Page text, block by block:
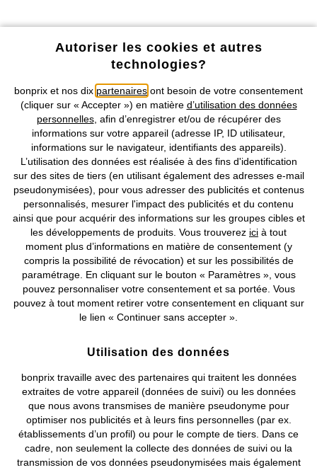
Nos Moyens de Paiement
Nos Collections
Notre Entreprise
Retrouvez bonprix sur
Prix indiqués TVA comprise avec en sus frais de port & de service
CGV Données personnelles Paramètres des cookies
Mentions légales Résilier le contrat
© 2026 bonprix.Tous droits réservés.
Autoriser les cookies et autres
technologies?
bonprix et nos dix partenaires ont besoin de votre consentement
(cliquer sur « Accepter ») en matière d’utilisation des données
personnelles, afin d’enregistrer et/ou de récupérer des
informations sur votre appareil (adresse IP, ID utilisateur,
informations sur le navigateur, identifiants des appareils).
L’utilisation des données est réalisée à des fins d'identification
sur des sites de tiers (en utilisant également des adresses e-mail
pseudonymisées), pour vous adresser des publicités et contenus
personnalisés, mesurer l'impact des publicités et du contenu
ainsi que pour acquérir des informations sur les groupes cibles et
les développements de produits. Vous trouverez ici à tout
moment plus d’informations en matière de consentement (y
compris la possibilité de révocation) et sur les possibilités de
paramétrage. En cliquant sur le bouton « Paramètres », vous
pouvez personnaliser votre consentement et sa portée. Vous
pouvez à tout moment retirer votre consentement en cliquant sur
le lien « Continuer sans accepter ».
Utilisation des données
bonprix travaille avec des partenaires qui traitent les données
extraites de votre appareil (données de suivi) ou les données
que nous avons transmises de manière pseudonyme pour
optimiser nos publicités et à leurs fins personnelles (par ex.
établissements d’un profil) ou pour le compte de tiers. Dans ce
cadre, non seulement la collecte des données de suivi ou la
transmission de vos données pseudonymisées mais également